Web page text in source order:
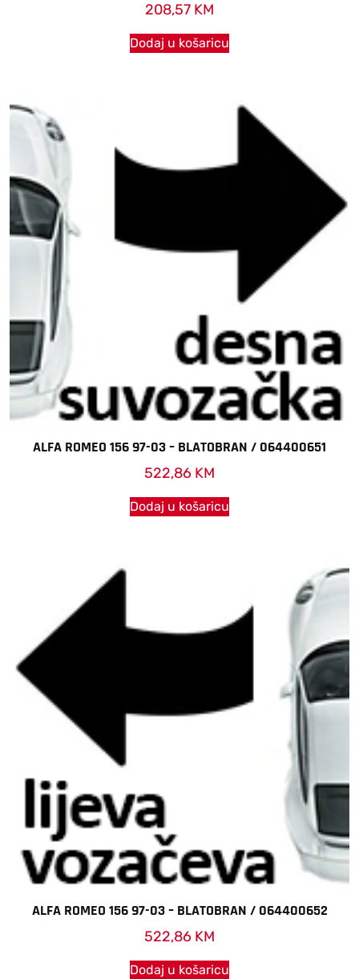
208,57 KM
Dodaj u košaricu
ALFA ROMEO 156 97-03 – BLATOBRAN / 064400651
522,86 KM
Dodaj u košaricu
ALFA ROMEO 156 97-03 – BLATOBRAN / 064400652
522,86 KM
Dodaj u košaricu